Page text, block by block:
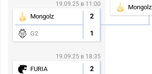
19.09.25 в 11:00
Mongolz 2
G2 1
19.09.25 в 18:35
FURIA 2
Mongolz